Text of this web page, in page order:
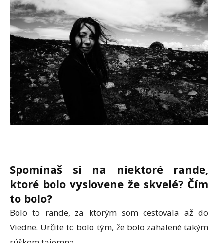
Spomínaš si na niektoré rande,
ktoré bolo vyslovene že skvelé? Čím
to bolo?
Bolo to rande, za ktorým som cestovala až do
Viedne. Určite to bolo tým, že bolo zahalené takým